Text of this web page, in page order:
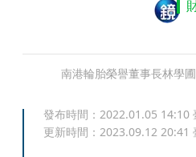
南港輪胎榮譽董事長林學
發布時間： 2022.01.05 14:10
更新時間： 2023.09.12 20:41